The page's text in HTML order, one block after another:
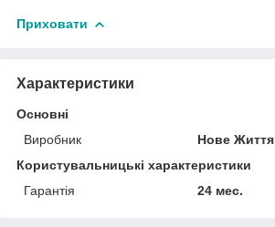
Приховати
Характеристики
Основні
Виробник
Нове Життя
Користувальницькі характеристики
Гарантія
24 мес.